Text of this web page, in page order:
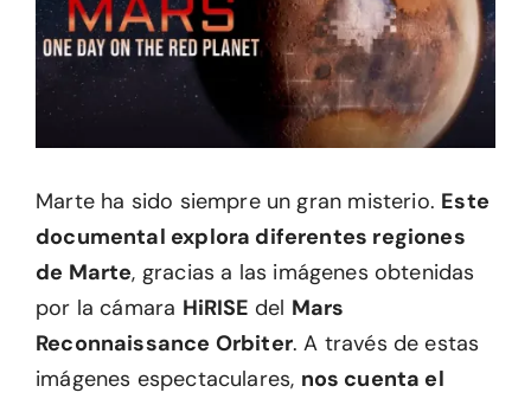
Marte ha sido siempre un gran misterio. Este
documental explora diferentes regiones
de Marte, gracias a las imágenes obtenidas
por la cámara HiRISE del Mars
Reconnaissance Orbiter. A través de estas
imágenes espectaculares, nos cuenta el